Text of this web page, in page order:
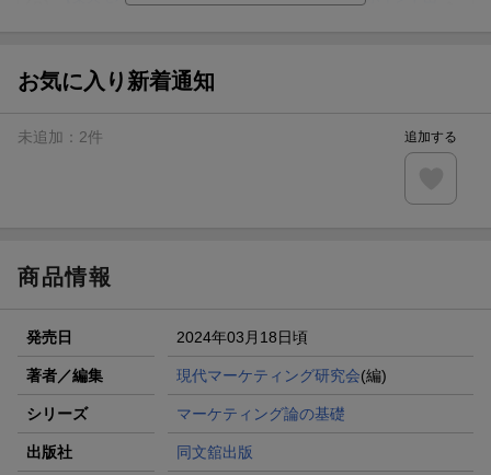
ト山分け
エントリー＆3,000円以上購入で無料データSIM（3GB/月プ
楽天モバイル紹介キャンペーンの拡散で300円OFFクーポン
お気に入り新着通知
未追加： 2件 追加する
商品情報
発売日 2024年03月18日頃
著者／編集 現代マーケティング研究会(編)
シリーズ マーケティング論の基礎
出版社 同文舘出版